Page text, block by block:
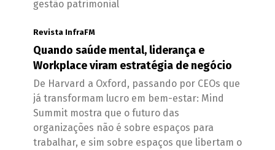
gestão patrimonial
Revista InfraFM
Quando saúde mental, liderança e
Workplace viram estratégia de negócio
De Harvard a Oxford, passando por CEOs que
já transformam lucro em bem-estar: Mind
Summit mostra que o futuro das
organizações não é sobre espaços para
trabalhar, e sim sobre espaços que libertam o